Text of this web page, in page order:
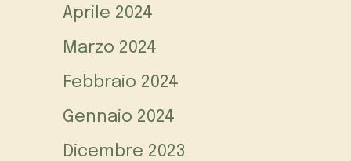
Aprile 2024
Marzo 2024
Febbraio 2024
Gennaio 2024
Dicembre 2023